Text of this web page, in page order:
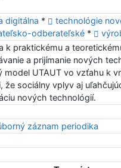
digitálna * technológie
odberateľské *
k praktickému a
a prijímanie nových
model UTAUT vo vzťahu k
že sociálny vplyv aj
nových technológií.
záznam periodika